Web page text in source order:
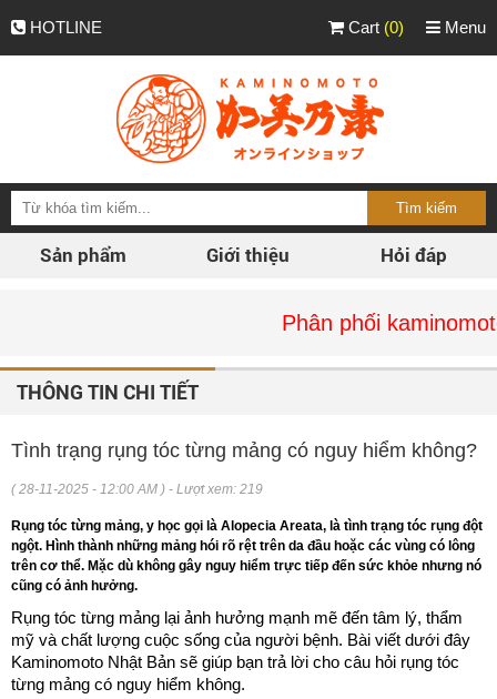
HOTLINE Menu
Cart (0)
Sản phẩm Giới thiệu Hỏi đáp
Phân phối kaminomoto
THÔNG TIN CHI TIẾT
Tình trạng rụng tóc từng mảng có nguy hiểm không?
( 28-11-2025 - 12:00 AM ) - Lượt xem: 219
Rụng tóc từng mảng, y học gọi là Alopecia Areata, là tình trạng tóc rụng đột
ngột. Hình thành những mảng hói rõ rệt trên da đầu hoặc các vùng có lông
trên cơ thể. Mặc dù không gây nguy hiểm trực tiếp đến sức khỏe nhưng nó
cũng có ảnh hưởng.
Rụng tóc từng mảng lại ảnh hưởng mạnh mẽ đến tâm lý, thẩm
mỹ và chất lượng cuộc sống của người bệnh. Bài viết dưới đây
Kaminomoto Nhật Bản sẽ giúp bạn trả lời cho câu hỏi rụng tóc
từng mảng có nguy hiểm không.